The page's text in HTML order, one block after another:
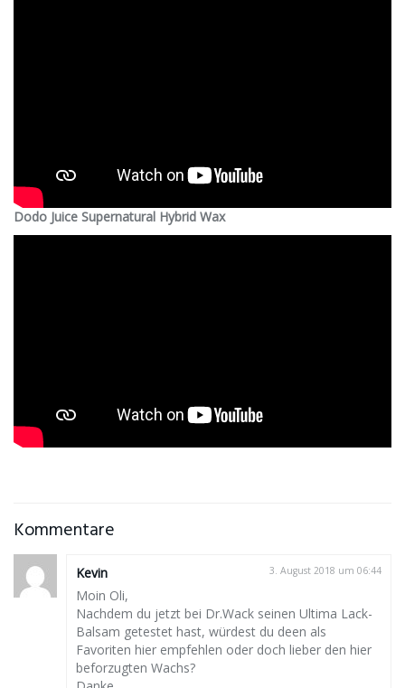
Dodo Juice Supernatural Hybrid Wax
Kommentare
Kevin 3. August 2018 um 06:44
Moin Oli,
Nachdem du jetzt bei Dr.Wack seinen Ultima Lack-
Balsam getestet hast, würdest du deen als
Favoriten hier empfehlen oder doch lieber den hier
beforzugten Wachs?